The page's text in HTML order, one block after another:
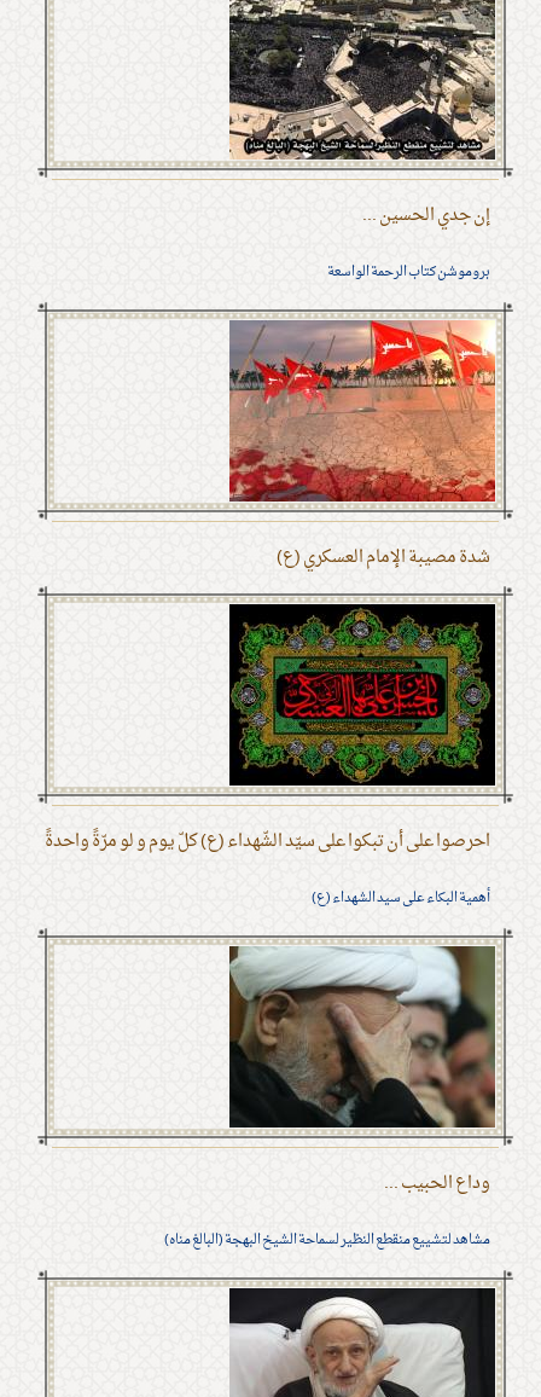
إن جدي الحسين ...
بروموشن كتاب الرحمة الواسعة
شدة مصيبة الإمام العسكري (ع)
احرصوا على أن تبكوا على سيّد الشّهداء (ع) كلّ يوم و لو مرّةً واحدةً
أهمية البكاء على سيد الشهداء (ع)
وداع الحبيب ...
مشاهد لتشييع منقطع النظير لسماحة الشيخ البهجة (البالغ مناه)